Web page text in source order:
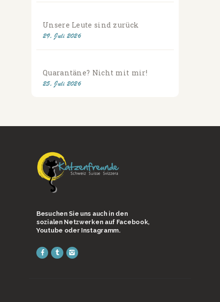
Unsere Leute sind zurück
29. Juli 2026
Quarantäne? Nicht mit mir!
25. Juli 2026
Besuchen Sie uns auch in den
sozialen Netzwerken auf Facebook,
Youtube oder Instagramm.